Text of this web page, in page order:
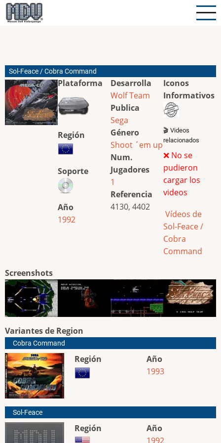
Pasar
al
Sol-Feace / Cobra Command
Plataforma
Región
Soporte
Año
1992
Desarrolla
Wolf Team
Publica
Sega
Género
Shoot ´em up
Num.
Jugadores
1
Referencia
4130, 4402
Iconos
Informativos
🎬 Videos
relacionados
❌ No se
pudieron
cargar los
videos
Vídeos de
Sol-Feace /
Cobra
Command
Screenshots
Variantes de Region
Cobra Command
Región
Año
1993
Sol-Feace
Región
Año
1992